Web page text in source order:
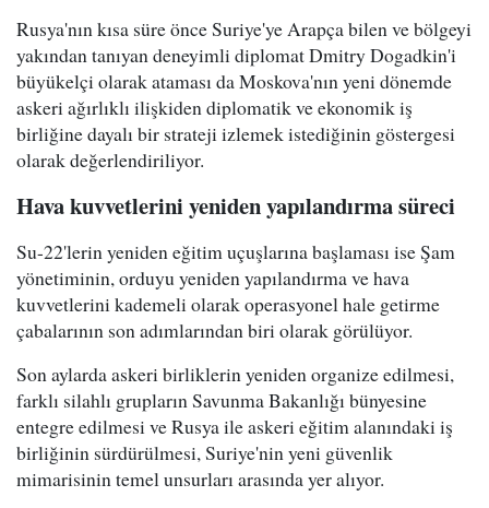
Rusya'nın kısa süre önce Suriye'ye Arapça bilen ve bölgeyi
yakından tanıyan deneyimli diplomat Dmitry Dogadkin'i
büyükelçi olarak ataması da Moskova'nın yeni dönemde
askeri ağırlıklı ilişkiden diplomatik ve ekonomik iş
birliğine dayalı bir strateji izlemek istediğinin göstergesi
olarak değerlendiriliyor.
Hava kuvvetlerini yeniden yapılandırma süreci
Su-22'lerin yeniden eğitim uçuşlarına başlaması ise Şam
yönetiminin, orduyu yeniden yapılandırma ve hava
kuvvetlerini kademeli olarak operasyonel hale getirme
çabalarının son adımlarından biri olarak görülüyor.
Son aylarda askeri birliklerin yeniden organize edilmesi,
farklı silahlı grupların Savunma Bakanlığı bünyesine
entegre edilmesi ve Rusya ile askeri eğitim alanındaki iş
birliğinin sürdürülmesi, Suriye'nin yeni güvenlik
mimarisinin temel unsurları arasında yer alıyor.